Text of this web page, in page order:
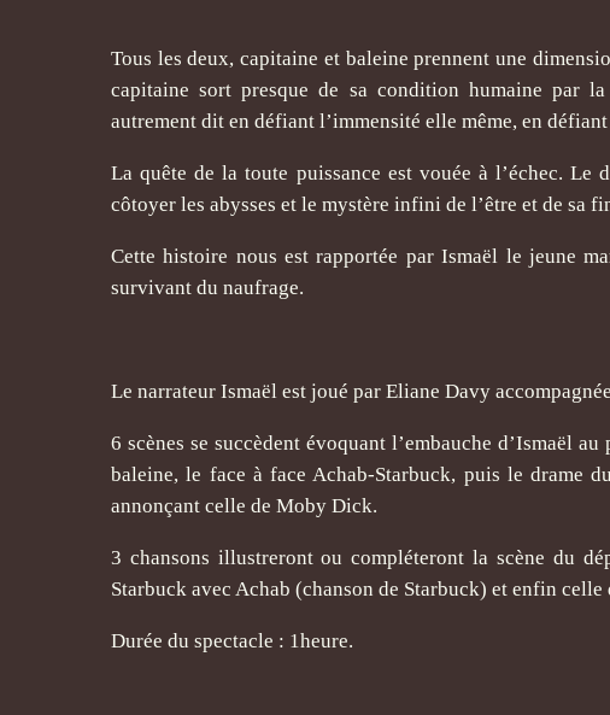
Tous les deux, capitaine et baleine prennent une
capitaine sort presque de sa condition humaine par
autrement dit en défiant l’immensité elle même, en
La quête de la toute puissance est vouée à l’échec.
côtoyer les abysses et le mystère infini de l’être et de sa
Cette histoire nous est rapportée par Ismaël le jeune
survivant du naufrage.
Le narrateur Ismaël est joué par Eliane Davy
6 scènes se succèdent évoquant l’embauche d’Ismaël
baleine, le face à face Achab-Starbuck, puis le drame
annonçant celle de Moby Dick.
3 chansons illustreront ou compléteront la scène du
Starbuck avec Achab (chanson de Starbuck) et enfin
Durée du spectacle : 1heure.